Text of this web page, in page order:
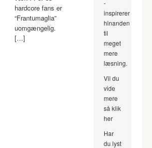
hardcore fans er
“Frantumaglia”
uomgængelig.
[…]
-
inspirerer
hinanden
til
meget
mere
læsning.
Vil du
vide
mere
så klik
her
Har
du lyst